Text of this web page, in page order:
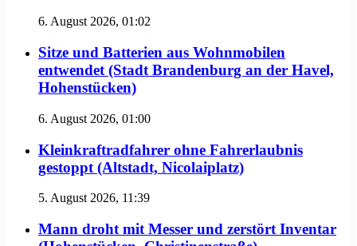
6. August 2026, 01:02
Sitze und Batterien aus Wohnmobilen
entwendet (Stadt Brandenburg an der Havel,
Hohenstücken)
6. August 2026, 01:00
Kleinkraftradfahrer ohne Fahrerlaubnis
gestoppt (Altstadt, Nicolaiplatz)
5. August 2026, 11:39
Mann droht mit Messer und zerstört Inventar